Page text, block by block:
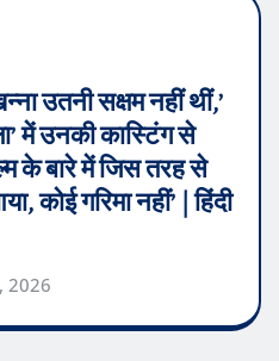
उतनी सक्षम नहीं थीं,’
में उनकी कास्टिंग से
के बारे में जिस तरह से
कोई गरिमा नहीं’ | हिंदी
2026